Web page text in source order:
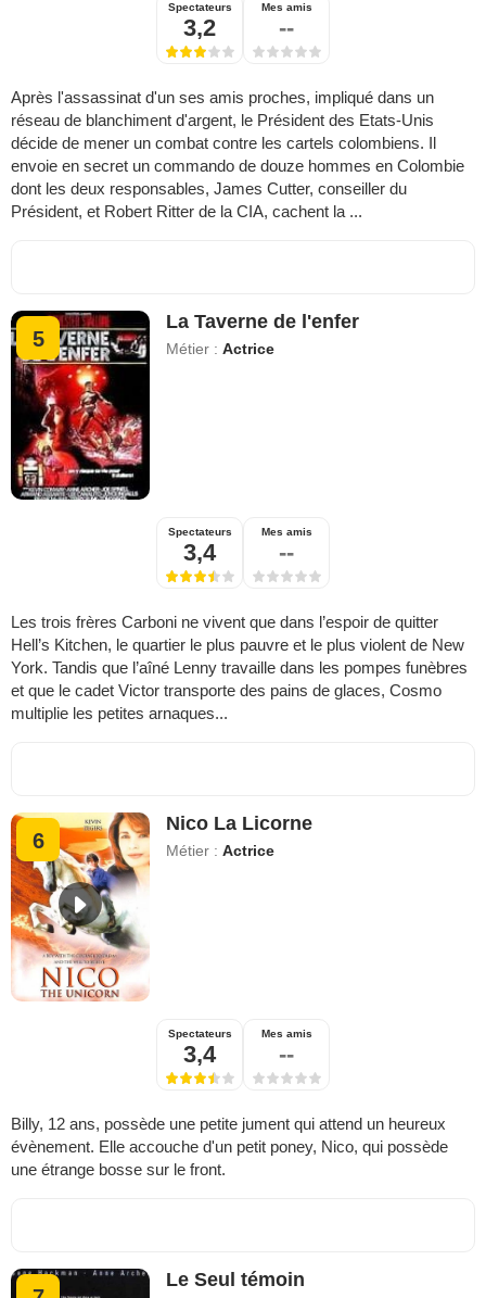
Spectateurs
3,2
Mes amis
--
Après l'assassinat d'un ses amis proches, impliqué dans un
réseau de blanchiment d'argent, le Président des Etats-Unis
décide de mener un combat contre les cartels colombiens. Il
envoie en secret un commando de douze hommes en Colombie
dont les deux responsables, James Cutter, conseiller du
Président, et Robert Ritter de la CIA, cachent la ...
5
La Taverne de l'enfer
Métier :Actrice
Spectateurs
3,4
Mes amis
--
Les trois frères Carboni ne vivent que dans l’espoir de quitter
Hell’s Kitchen, le quartier le plus pauvre et le plus violent de New
York. Tandis que l’aîné Lenny travaille dans les pompes funèbres
et que le cadet Victor transporte des pains de glaces, Cosmo
multiplie les petites arnaques...
6
Nico La Licorne
Métier :Actrice
Spectateurs
3,4
Mes amis
--
Billy, 12 ans, possède une petite jument qui attend un heureux
évènement. Elle accouche d'un petit poney, Nico, qui possède
une étrange bosse sur le front.
Le Seul témoin